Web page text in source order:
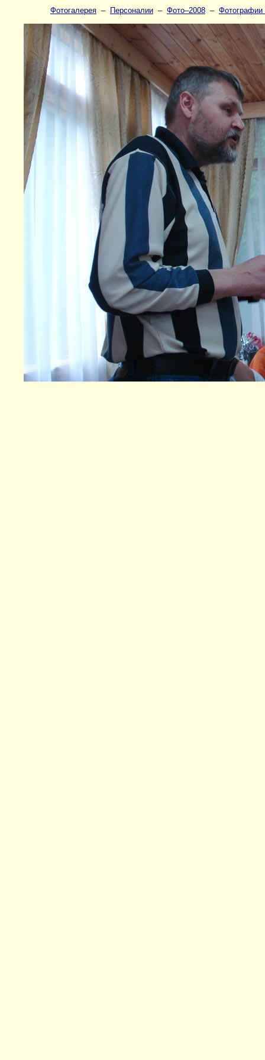
Фотогалерея – Персоналии – Фото–2008 – Фотографии